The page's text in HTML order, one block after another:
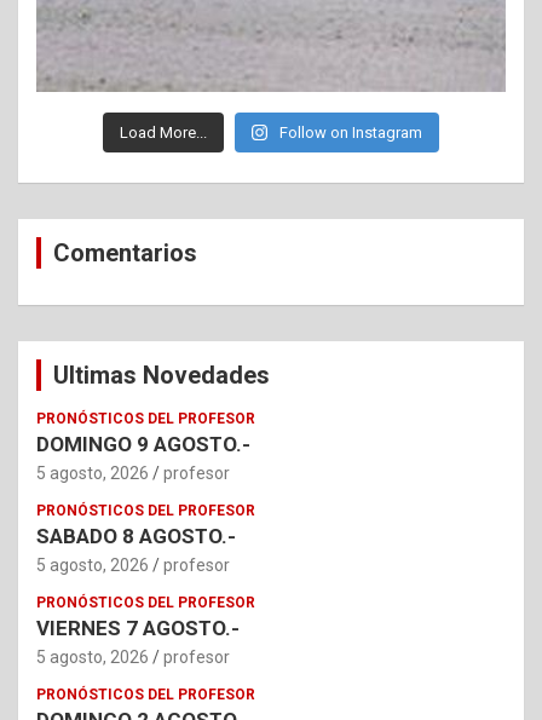
Load More... Follow on Instagram
Comentarios
Ultimas Novedades
PRONÓSTICOS DEL PROFESOR
DOMINGO 9 AGOSTO.-
5 agosto, 2026 profesor
PRONÓSTICOS DEL PROFESOR
SABADO 8 AGOSTO.-
5 agosto, 2026 profesor
PRONÓSTICOS DEL PROFESOR
VIERNES 7 AGOSTO.-
5 agosto, 2026 profesor
PRONÓSTICOS DEL PROFESOR